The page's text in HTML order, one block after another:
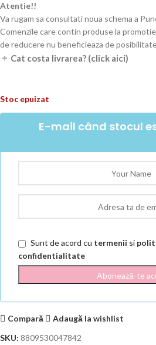
Atentie!!
Va rugam sa consultati noua schema a
Comenzile care contin produse la
de reducere nu beneficieaza de
Cat costa livrarea? (click aici)
Stoc epuizat
E-mail când stocul
Sunt de acord cu termenii si
confidentialitate
Compară
Adaugă la wishlist
SKU: 8809530047842